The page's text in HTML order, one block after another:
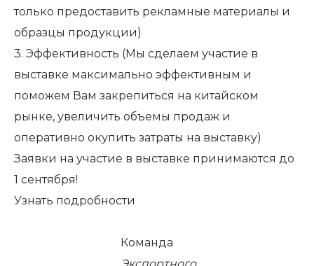
только предоставить рекламные материалы и
образцы продукции)
3. Эффективность (Мы сделаем участие в
выставке максимально эффективным и
поможем Вам закрепиться на китайском
рынке, увеличить объемы продаж и
оперативно окупить затраты на выставку)
Заявки на участие в выставке принимаются до
1 сентября!
Узнать подробности
Команда